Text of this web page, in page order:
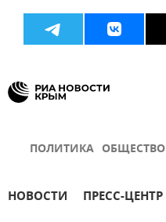
ПОЛИТИКА ОБЩЕСТВО
НОВОСТИ ПРЕСС-ЦЕНТР